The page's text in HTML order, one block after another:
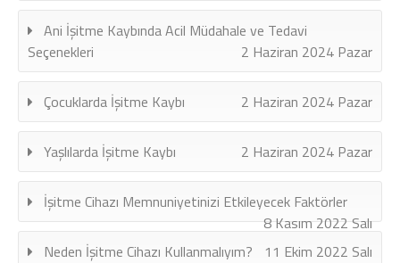
Ani İşitme Kaybında Acil Müdahale ve Tedavi
Seçenekleri
2 Haziran 2024 Pazar
Çocuklarda İşitme Kaybı 2 Haziran 2024 Pazar
Yaşlılarda İşitme Kaybı 2 Haziran 2024 Pazar
İşitme Cihazı Memnuniyetinizi Etkileyecek Faktörler
8 Kasım 2022 Salı
Neden İşitme Cihazı Kullanmalıyım?
11 Ekim 2022 Salı